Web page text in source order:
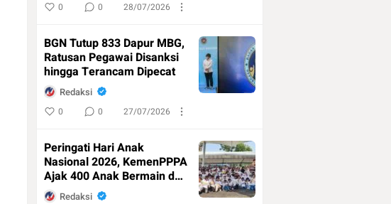
0 0 28/07/2026
BGN Tutup 833 Dapur MBG,
Ratusan Pegawai Disanksi
hingga Terancam Dipecat
Redaksi
0 0 27/07/2026
Peringati Hari Anak
Nasional 2026, KemenPPPA
Ajak 400 Anak Bermain di
DufanRedaksi